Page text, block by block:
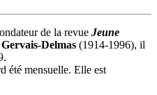
de la revue Jeune
Delmas (1914-1996), il
été mensuelle. Elle est